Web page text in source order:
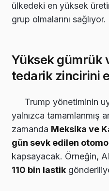
ülkedeki en yüksek
grup olmalarını sağlıyor.
Yüksek gümrük
tedarik zincirini
Trump yönetiminin
yalnızca tamamlanmış
zamanda Meksika ve
gün sevk edilen
kapsayacak. Örneğin,
110 bin lastik